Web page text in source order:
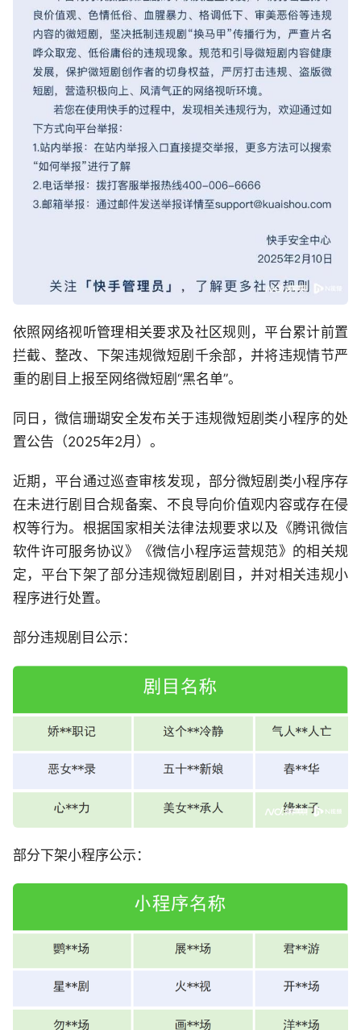
依照网络视听管理相关要求及社区规则，平台累计前置
拦截、整改、下架违规微短剧千余部，并将违规情节严
重的剧目上报至网络微短剧“黑名单”。
同日，微信珊瑚安全发布关于违规微短剧类小程序的处
置公告（2025年2月）。
近期，平台通过巡查审核发现，部分微短剧类小程序存
在未进行剧目合规备案、不良导向价值观内容或存在侵
权等行为。根据国家相关法律法规要求以及《腾讯微信
软件许可服务协议》《微信小程序运营规范》的相关规
定，平台下架了部分违规微短剧剧目，并对相关违规小
程序进行处置。
部分违规剧目公示：
部分下架小程序公示：